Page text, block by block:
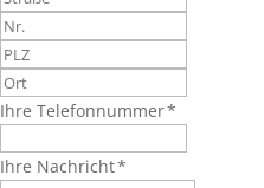
Ihre Telefonnummer *
Ihre Nachricht *